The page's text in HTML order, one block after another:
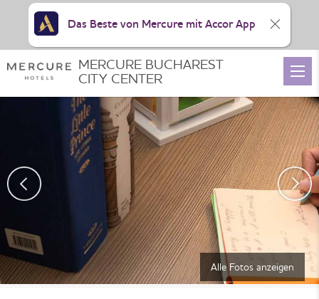
Alle Fotos anzeigen
MERCURE BUCHAREST
CITY CENTER
Das Beste von Mercure mit Accor App